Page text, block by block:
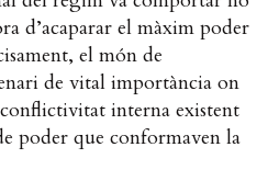
d’acaparar el màxim poder
el món de
de vital importància on
interna existent
poder que conformaven la